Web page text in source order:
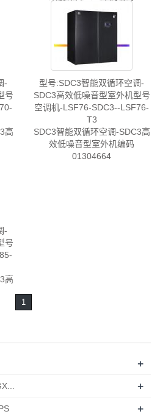
01304662
-
号
高
型号:SDC3智能双循环空调-
SDC3高效低噪音型室外机型号
空调机-LSF76-SDC3--LSF76-
T3
SDC3智能双循环空调-SDC3高
效低噪音型室外机编码
01304664
-
号
高
1
+
+
+